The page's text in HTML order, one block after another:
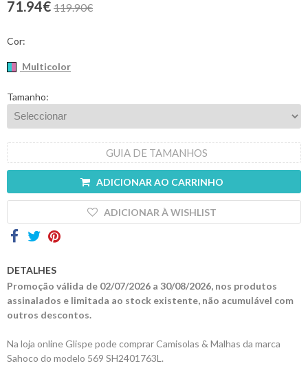
71.94€ 119.90€
Cor:
Multicolor
Tamanho:
GUIA DE TAMANHOS
ADICIONAR AO CARRINHO
ADICIONAR À WISHLIST
DETALHES
Promoção válida de 02/07/2026 a 30/08/2026, nos produtos
assinalados e limitada ao stock existente, não acumulável com
outros descontos.
Na loja online Glispe pode comprar Camisolas & Malhas da marca
Sahoco do modelo 569 SH2401763L.